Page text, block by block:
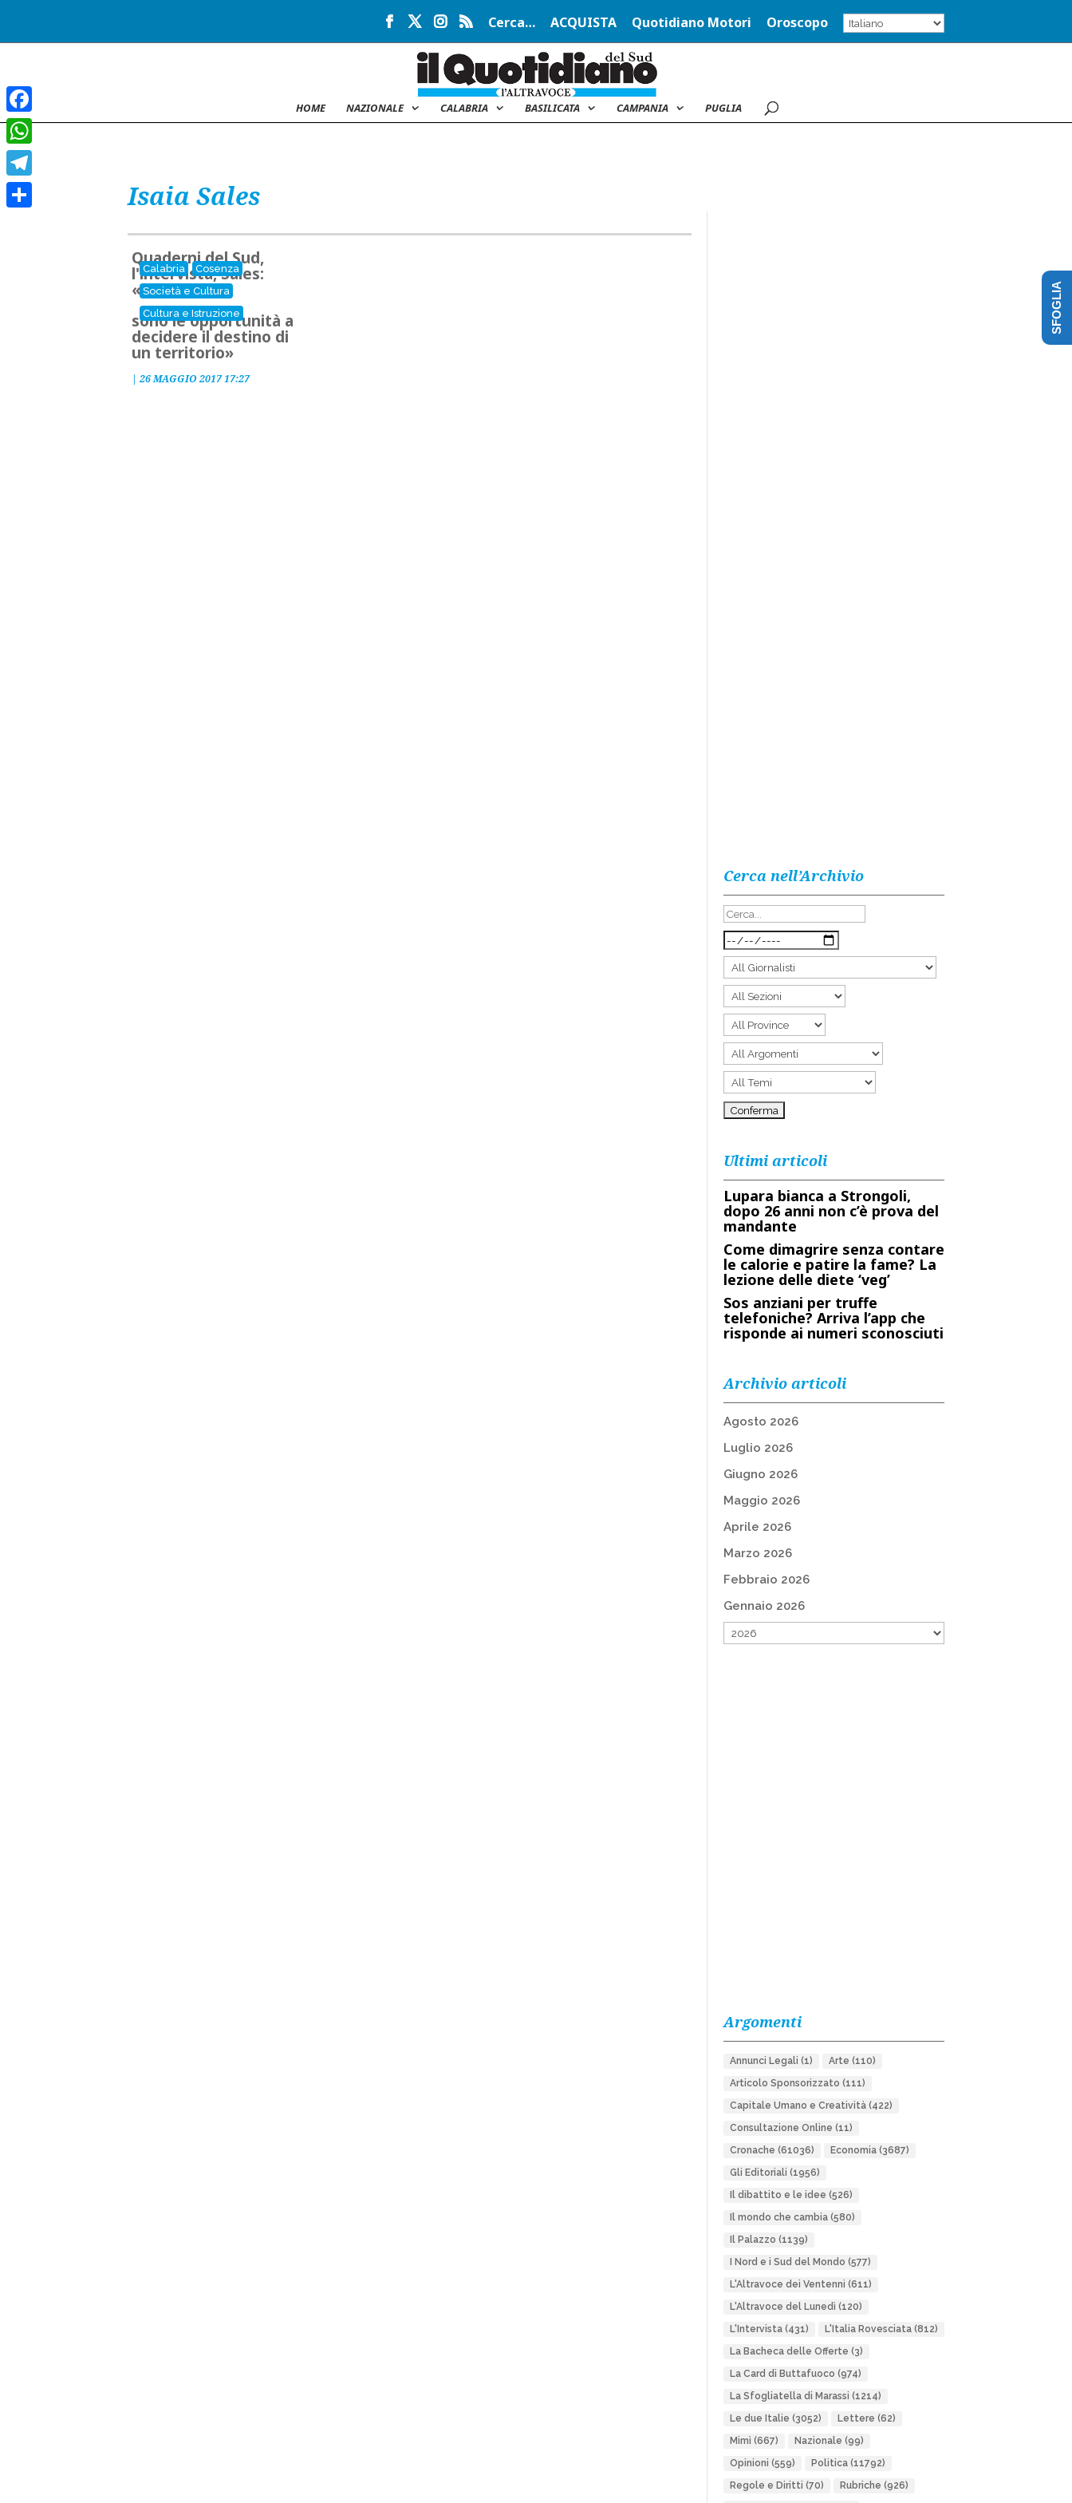
Cerca… ACQUISTA Quotidiano Motori Oroscopo
HOME NAZIONALE CALABRIA BASILICATA CAMPANIA PUGLIA
Isaia Sales
Calabria
Cosenza
Società e Cultura
Cultura e Istruzione
Quaderni del Sud,
l'intervista, Sales:
«Nella storia
sono le opportunità a
decidere il destino di
un territorio»
| 26 MAGGIO 2017 17:27
Cerca nell’Archivio
Ultimi articoli
Lupara bianca a Strongoli,
dopo 26 anni non c’è prova del
mandante
Come dimagrire senza contare
le calorie e patire la fame? La
lezione delle diete ‘veg’
Sos anziani per truffe
telefoniche? Arriva l’app che
risponde ai numeri sconosciuti
Archivio articoli
Agosto 2026
Luglio 2026
Giugno 2026
Maggio 2026
Aprile 2026
Marzo 2026
Febbraio 2026
Gennaio 2026
Argomenti
Annunci Legali (1) Arte (110)
Articolo Sponsorizzato (111)
Capitale Umano e Creatività(422)
Consultazione Online (11)
Cronache (61036) Economia(3687)
Gli Editoriali (1956)
Il dibattito e le idee (526)
Il mondo che cambia(580)
Il Palazzo (1139)
I Nord e i Sud del Mondo (577)
L'Altravoce dei Ventenni (611)
L'Altravoce del Lunedì (120)
L'Intervista(431) L'Italia Rovesciata(812)
La Bacheca delle Offerte (3)
La Card di Buttafuoco (974)
La Sfogliatella di Marassi (1214)
Le due Italie (3052) Lettere (62)
Mimì (667) Nazionale (99)
Opinioni (559) Politica(11792)
Regole e Diritti (70) Rubriche (926)
Facebook
WhatsApp
Telegram
SFOGLIA